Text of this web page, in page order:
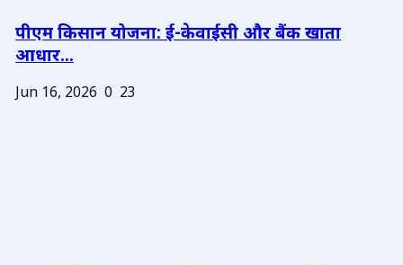
पीएम किसान योजना: ई-केवाईसी और बैंक खाता
आधार...
Jun 16, 2026 0 23